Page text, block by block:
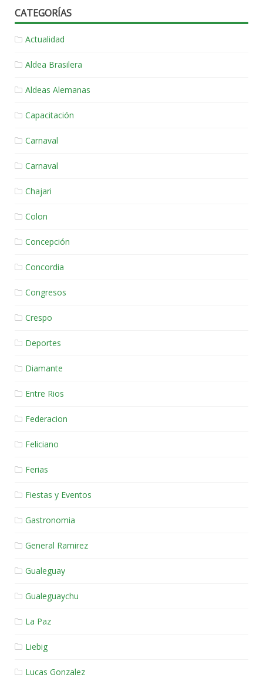
CATEGORÍAS
Actualidad
Aldea Brasilera
Aldeas Alemanas
Capacitación
Carnaval
Carnaval
Chajari
Colon
Concepción
Concordia
Congresos
Crespo
Deportes
Diamante
Entre Rios
Federacion
Feliciano
Ferias
Fiestas y Eventos
Gastronomia
General Ramirez
Gualeguay
Gualeguaychu
La Paz
Liebig
Lucas Gonzalez